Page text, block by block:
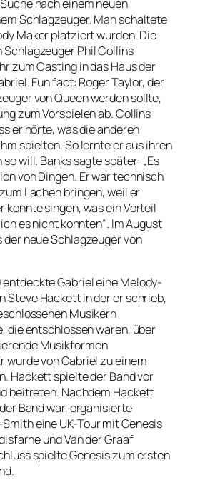
nach einem neuen
Schlagzeuger. Man schaltete
Maker platziert wurden. Die
Schlagzeuger Phil Collins
zum Casting in das Haus der
Fun fact: Roger Taylor, der
von Queen werden sollte,
zum Vorspielen ab. Collins
er hörte, was die anderen
spielten. So lernte er aus ihren
will. Banks sagte später: „Es
von Dingen. Er war technisch
Lachen bringen, weil er
konnte singen, was ein Vorteil
es nicht konnten“. Im August
der neue Schlagzeuger von
entdeckte Gabriel eine Melody-
Steve Hackett in der er schrieb,
Musikern
die entschlossen waren, über
Musikformen
wurde von Gabriel zu einem
Hackett spielte der Band vor
beitreten. Nachdem Hackett
Band war, organisierte
eine UK-Tour mit Genesis
und Van der Graaf
spielte Genesis zum ersten